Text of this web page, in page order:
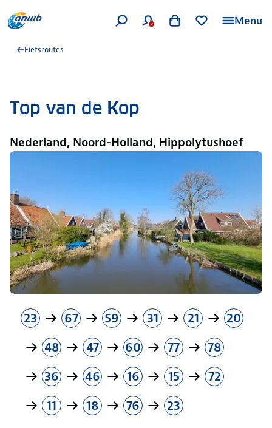
Menu
Fietsroutes
Top van de Kop
Nederland, Noord-Holland, Hippolytushoef
23 67 59 31 21
20
48
47 60 77
78
36
46 16 15
72
11
18 76 23